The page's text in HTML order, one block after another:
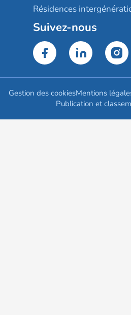
Résidences
Suivez-nous
Gestion des cookiesMentions
Publication et